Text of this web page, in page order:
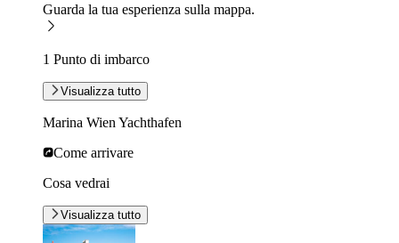
Guarda la tua esperienza sulla mappa.
1 Punto di imbarco
Visualizza tutto
Marina Wien Yachthafen
Come arrivare
Cosa vedrai
Visualizza tutto